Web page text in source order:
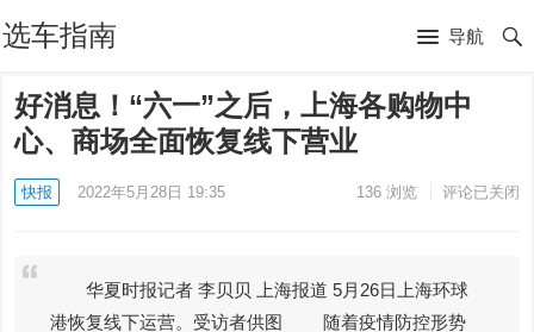
选车指南 导航
好消息！“六一”之后，上海各购物中
心、商场全面恢复线下营业
快报 2022年5月28日 19:35 136浏览 评论已关闭
华夏时报记者 李贝贝 上海报道 5月26日上海环球
港恢复线下运营。受访者供图 随着疫情防控形势